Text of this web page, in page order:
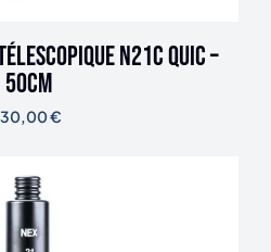
N21C Quic –
50cm
€